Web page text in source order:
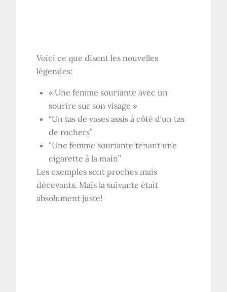
Voici ce que disent les nouvelles
légendes:
« Une femme souriante avec un
sourire sur son visage »
“Un tas de vases assis à côté d'un tas
de rochers”
“Une femme souriante tenant une
cigarette à la main”
Les exemples sont proches mais
décevants. Mais la suivante était
absolument juste!